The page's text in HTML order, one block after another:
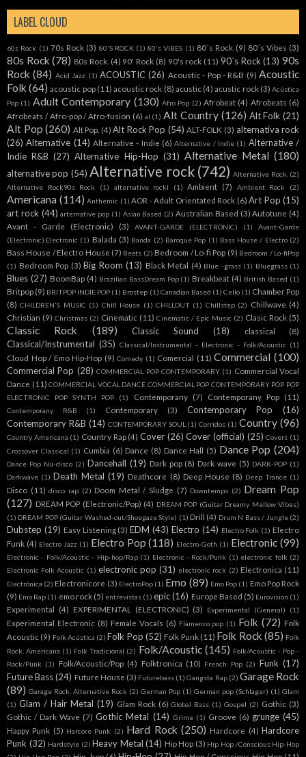
LABEL CLOUD
60s Rock (1) 70s Rock (3) 80'S ROCK (1) 80's VIBES (1) 80´s Rock (9) 80´s Vibes (3)
80s Rock (78) 80s Rock. (4) 90' Rock (8) 90's rock (11) 90´s Rock (13) 90s
Rock (84) Acid Jazz (1) ACOUSTIC (26) Acoustic - Pop - R&B (9) Acoustic
Folk (64) acoustic pop (11) acoustic rock (8) acustic (4) acustic rock (3) Acústica
Pop (1) Adult Contemporary (130) Afro Pop (2) Afrobeat (4) Afrobeats (6)
Afrobeats / Afro-pop / Afro-fusion (6) al (1) Alt Country (126) Alt Folk (21)
Alt Pop (260) Alt Pop. (4) Alt Rock Pop (54) ALT-FOLK (3) alternativa rock
(26) Alternative (14) Alternative - Indie (6) Alternative / Indie (1) Alternative /
Indie R&B (27) Alternative Hip-Hop (31) Alternative Metal (180)
alternative pop (54) Alternative rock (742) Alternative Rock. (2)
Alternative Rock90s Rock
(1) alternative rockl (1) Ambient (7) Ambient Rock (2)
Americana (114) Anthemic (1) AOR - Adult Orientated Rock (6) Art Pop (15)
art rock (44) arternative pop (1) Asian Based (2) Australian Based (3) Autotune (4)
Avant - Garde (Electronic)
(3) AVANT-GARDE (ELECTRONIC) (1)
Avant-Garde
(Electronic).Electronic (1) Balada (3) Banda (2) Baroque Pop (1) Bass House / Electro (2)
Bass House / Electro House (7) Beats (2) Bedroom / Lo-fi Pop (9) Bedroom / Lo-fiPop
(1) Bedroom Pop (3) Big Room (13) Black Metal (4) Blue -grass (1) Bluegrass (1)
Blues (27) BoomBap (4) Brazilian BassDream Pop (1) Breakbeat (4) British Based (1)
Britpop (9) BRITPOP INDIE POP (1) Brostep (1) Canadian Based (1) Cello (1) Chamber Pop
(8) CHILDREN'S MUSIC (1) Chill House (1) CHILLOUT (1) Chillstep (2) Chillwave (4)
Christian (9) Christmas (2) Cinematic (11) Cinematic / Epic Music (2) Clasic Rock (5)
Classic Rock (189) Classic Sound (18) classical (8)
Classical/Instrumental (35) Classical/Instrumental - Electronic - Folk/Acoustic (1)
Cloud Hop / Emo Hip-Hop (9) Comedy (1) Comercial (11) Commercial (100)
Commercial Pop (28) COMMERCIAL POP CONTEMPORARY (1) Commercial Vocal
Dance (11) COMMERCIAL VOCAL DANCE COMMERCIAL POP CONTEMPORARY POP POP
ELECTRONIC POP SYNTH POP
(1) Contemporany (7) Contemporany Pop (11)
Contemporany R&B (1) Contemporary (3) Contemporary Pop
(16)
Contemporary R&B (14) CONTEMPORARY SOUL (1) Corridos (1) Country (96)
Country Americana (1) Country Rap (4) Cover (26) Cover (official) (25) Covers (1)
Crossover Classical (1) Cumbia (6) Dance (8) Dance Hall (5) Dance Pop (204)
Dance Pop Nu-disco (2) Dancehall (19) Dark pop (8) Dark wave (5) DARK-POP (1)
Darkwave (1) Death Metal (19) Deathcore (8) Deep House (8) Deep Trance (1)
Disco (11) disco rap (2) Doom Metal / Sludge (7) Downtempo (2) Dream Pop
(127) DREAM POP (Electronic/Pop) (4) DREAM POP (Guitar Dreamy Mellow Vibes)
(1) DREAM POP (Guitar Washed-out/Shoegaze Style) (1) Drill (4) Drum N Bass / Jungle (2)
Dubstep (19) Easy Listening (3) EDM (43) Electro (14) Electro Folk (1) Electro
Funk (4) Electro Jazz (1) Electro Pop (118) Electro-Goth (1) Electronic (99)
Electronic - Folk/Acoustic - Hip-hop/Rap (1) Electronic - Rock/Punk (1) electronic folk (2)
Electronic Folk Acoustic (1) electronic pop (31) electronic rock (2) Electronica (11)
Electrónica (2) Electronicore (3) ElectroPop (1) Emo (89) Emo Pop (1) Emo Pop Rock
(9) Emo Rap (1) emo rock (5) entrevistas (1) epic (16) Europe Based (5) Eurovision (1)
Experimental (4) EXPERIMENTAL (ELECTRONIC) (3) Experimental (General) (1)
Experimental Electronic (8) Female Vocals (6) Flamenco pop (1) Folk (72) Folk
Acoustic (9) Folk Acústica (2) Folk Pop (52) Folk Punk (11) Folk Rock (85) Folk
Rock. Americana (1) Folk Tradicional (2) Folk/Acoustic (145) Folk/Acoustic - Pop -
Rock/Punk (1) Folk/Acoustic/Pop (4) Folktronica (10) French Pop (2) Funk (17)
Future Bass (24) Future House (3) Futurebass (1) Gangsta Rap (2) Garage Rock
(89) Garage Rock. Alternative Rock (2) German Pop (1) German pop (Schlager) (1) Glam
(1) Glam / Hair Metal (19) Glam Rock (6) Global Bass (1) Gospel (2) Gothic (3)
Gothic / Dark Wave (7) Gothic Metal (14) Grime (1) Groove (6) grunge (45)
Happy Punk (5) Harcore Punk (2) Hard Rock (250) Hardcore (4) Hardcore
Punk (32) Hardstyle (2) Heavy Metal (14) Hip Hop (3) Hip Hop /Conscious Hip-Hop